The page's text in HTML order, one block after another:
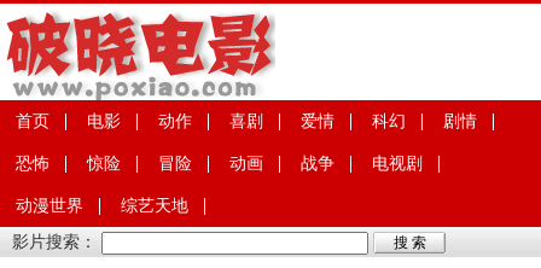
首页 电影 动作 喜剧 爱情 科幻 剧情
恐怖 惊险 冒险 动画 战争 电视剧
动漫世界
综艺天地
影片搜索：